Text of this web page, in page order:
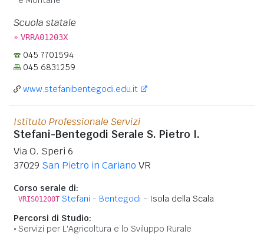
Scuola statale
» VRRA01203X
045 7701594
045 6831259
www.stefanibentegodi.edu.it
Istituto Professionale Servizi
Stefani-Bentegodi Serale S. Pietro I.
Via O. Speri 6
37029 San Pietro in Cariano VR
Corso serale di:
VRIS01200T Stefani - Bentegodi - Isola della Scala
Percorsi di Studio:
Servizi per L'Agricoltura e lo Sviluppo Rurale